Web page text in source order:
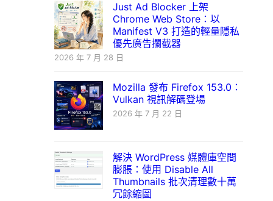
Just Ad Blocker 上架
Chrome Web Store：以
Manifest V3 打造的輕量隱私
優先廣告攔截器
2026 年 7 月 28 日
Mozilla 發布 Firefox 153.0：
Vulkan 視訊解碼登場
2026 年 7 月 22 日
解決 WordPress 媒體庫空間
膨脹：使用 Disable All
Thumbnails 批次清理數十萬
冗餘縮圖